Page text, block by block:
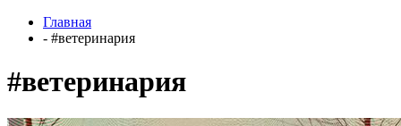
Главная
- #ветеринария
#ветеринария